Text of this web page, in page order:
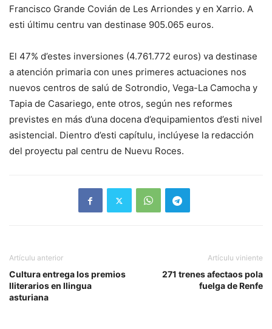
Francisco Grande Covián de Les Arriondes y en Xarrio. A
esti últimu centru van destinase 905.065 euros.
El 47% d’estes inversiones (4.761.772 euros) va destinase
a atención primaria con unes primeres actuaciones nos
nuevos centros de salú de Sotrondio, Vega-La Camocha y
Tapia de Casariego, ente otros, según nes reformes
previstes en más d’una docena d’equipamientos d’esti nivel
asistencial. Dientro d’esti capítulu, inclúyese la redacción
del proyectu pal centru de Nuevu Roces.
Artículu anterior
Cultura entrega los premios
lliterarios en llingua
asturiana
Artículu viniente
271 trenes afectaos pola
fuelga de Renfe